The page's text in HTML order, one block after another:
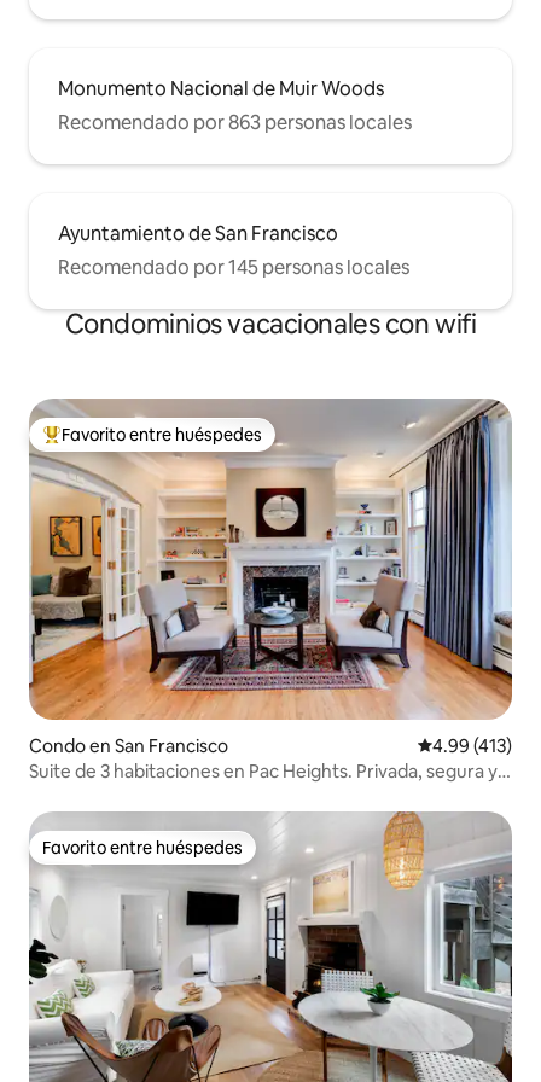
Monumento Nacional de Muir Woods
Recomendado por 863 personas locales
Ayuntamiento de San Francisco
Recomendado por 145 personas locales
Condominios vacacionales con wifi
Favorito entre huéspedes preferido
Favorito entre huéspedes
Condo en San Francisco Calificación
4.99 (413)
Suite de 3 habitaciones en Pac Heights. Privada, segura y
Favorito entre huéspedes
Favorito entre huéspedes